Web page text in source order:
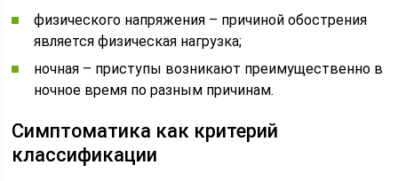
физического напряжения – причиной обострения
является физическая нагрузка;
ночная – приступы возникают преимущественно в
ночное время по разным причинам.
Симптоматика как критерий
классификации